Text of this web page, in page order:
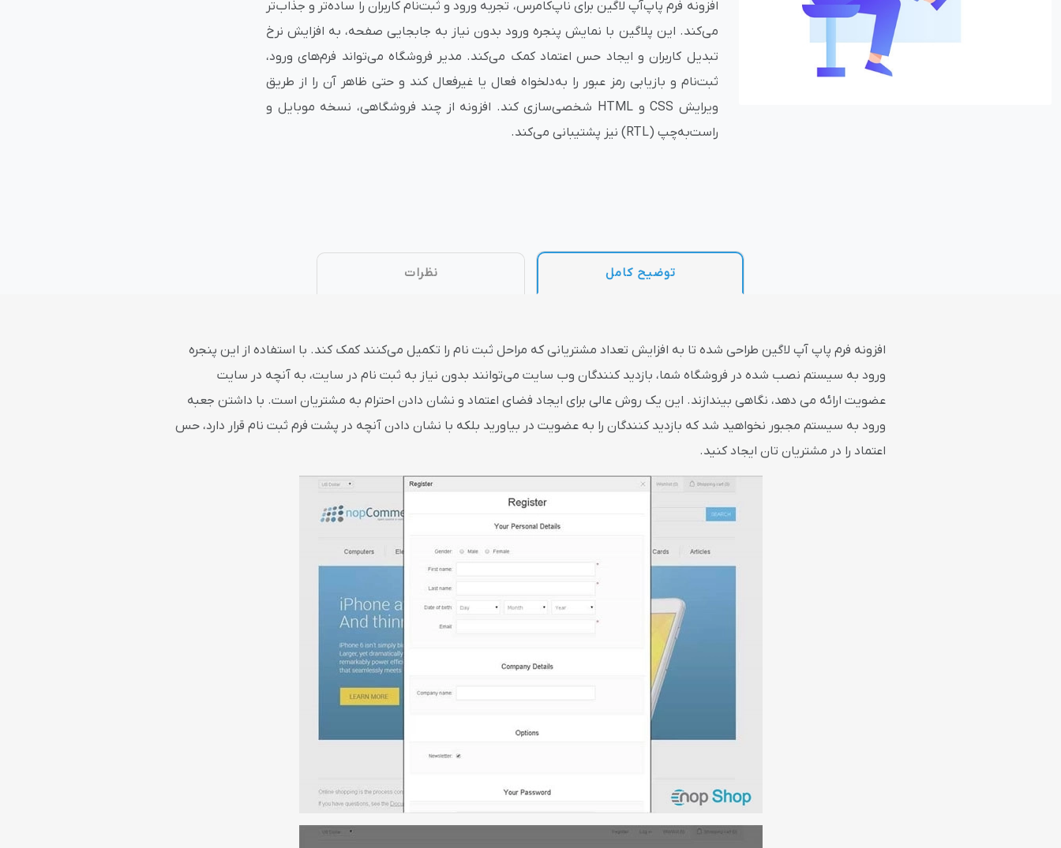
بازاریابی و فروش هوش مصنوعی درگاه های پرداخت اینترنتی پلاگین های ارسال پیامک
افزونه فرم پاپ‌آپ لاگین برای ناپ‌کامرس، تجربه ورود و ثبت‌نام کاربران را ساده‌تر و جذاب‌تر
می‌کند. این پلاگین با نمایش پنجره ورود بدون نیاز به جابجایی صفحه، به افزایش نرخ
تبدیل کاربران و ایجاد حس اعتماد کمک می‌کند. مدیر فروشگاه می‌تواند فرم‌های ورود،
ثبت‌نام و بازیابی رمز عبور را به‌دلخواه فعال یا غیرفعال کند و حتی ظاهر آن را از طریق
ویرایش CSS و HTML شخصی‌سازی کند. افزونه از چند فروشگاهی، نسخه موبایل و
راست‌به‌چپ (RTL) نیز پشتیبانی می‌کند.
توضیح کامل نظرات
افزونه فرم پاپ آپ لاگین طراحی شده تا به افزایش تعداد مشتریانی که مراحل ثبت نام را تکمیل می‌کنند کمک کند. با استفاده از این پنجره
ورود به سیستم نصب شده در فروشگاه شما، بازدید کنندگان وب سایت می‌توانند بدون نیاز به ثبت نام در سایت، به آنچه در سایت
عضویت ارائه می دهد، نگاهی بیندازند. این یک روش عالی برای ایجاد فضای اعتماد و نشان دادن احترام به مشتریان است. با داشتن جعبه
ورود به سیستم مجبور نخواهید شد که بازدید کنندگان را به عضویت در بیاورید بلکه با نشان دادن آنچه در پشت فرم ثبت نام قرار دارد، حس
اعتماد را در مشتریان تان ایجاد کنید.